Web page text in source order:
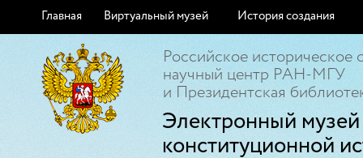
Главная Виртуальный музей История создания
Российское историческое
научный центр РАН-МГУ
и Президентская
Электронный музей
конституционной